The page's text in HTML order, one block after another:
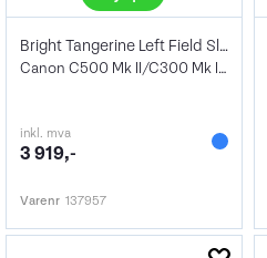
Bright Tangerine Left Field Sld Top Pl
Canon C500 Mk II/C300 Mk III/C200
inkl. mva
3 919,-
Varenr 137957